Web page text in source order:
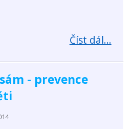
Číst dál...
- prevence